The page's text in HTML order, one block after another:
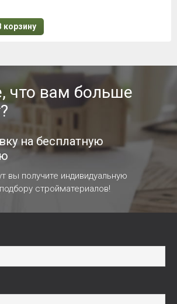
корзину
что вам больше
на бесплатную
вы получите индивидуальную
стройматериалов!